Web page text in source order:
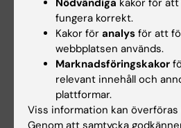
17 jun 2025
Professor Håkan Mellstedt har
Håkan Mellstedt, professor vid
patologi, Karolinska Institutet, har
år. Närmast sörjande är hustrun
familj. Han lämnar efter sig en
fungera korrekt.
Kakor för analys för att
webbplatsen används.
Marknadsföringskakor
relevant innehåll och
plattformar.
Viss information kan överföras
Genom att samtycka